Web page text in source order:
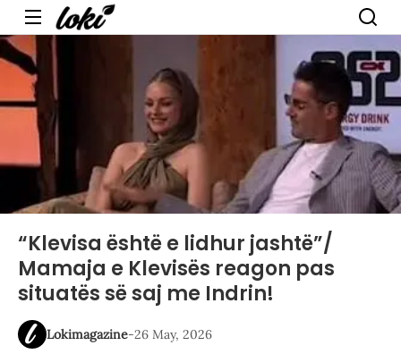
Menu
“Klevisa është e lidhur jashtë”/
Mamaja e Klevisës reagon pas
situatës së saj me Indrin!
Lokimagazine-26 May, 2026